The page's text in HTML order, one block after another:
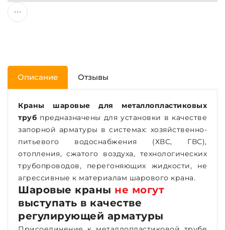
Описание Отзывы
Краны шаровые для металлопластиковых
труб предназначены для установки в качестве
запорной арматуры в системах: хозяйственно-
питьевого водоснабжения (ХВС, ГВС),
отопления, сжатого воздуха, технологических
трубопроводов, перегоняющих жидкости, не
агрессивные к материалам шарового крана.
Шаровые краны не могут
выступать в качестве
регулирующей арматуры